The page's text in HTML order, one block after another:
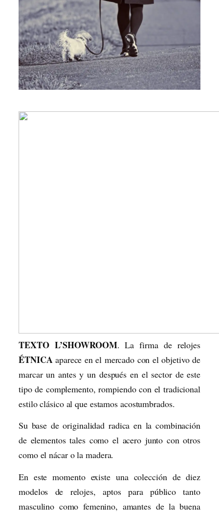
TEXTO L’SHOWROOM. La firma de relojes
ÉTNICAaparece en el mercado con el objetivo de
marcar un antes y un después en el sector de este
tipo de complemento, rompiendo con el tradicional
estilo clásico al que estamos acostumbrados.
Su base de originalidad radica en la combinación
de elementos tales como el acero junto con otros
como el nácar o la madera.
En este momento existe una colección de diez
modelos de relojes, aptos para público tanto
masculino como femenino, amantes de la buena